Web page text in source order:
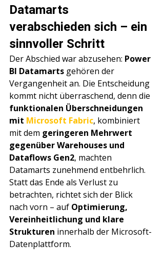
Datamarts
verabschieden sich – ein
sinnvoller Schritt
Der Abschied war abzusehen: Power
BI Datamarts gehören der
Vergangenheit an. Die Entscheidung
kommt nicht überraschend, denn die
funktionalen Überschneidungen
mit Microsoft Fabric, kombiniert
mit dem geringeren Mehrwert
gegenüber Warehouses und
Dataflows Gen2, machten
Datamarts zunehmend entbehrlich.
Statt das Ende als Verlust zu
betrachten, richtet sich der Blick
nach vorn – auf Optimierung,
Vereinheitlichung und klare
Strukturen innerhalb der Microsoft-
Datenplattform.